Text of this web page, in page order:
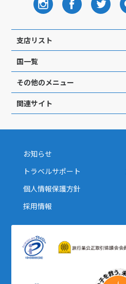
支店リスト
国一覧
その他のメニュー
関連サイト
お知らせ
トラベルサポート
個人情報保護方針
採用情報